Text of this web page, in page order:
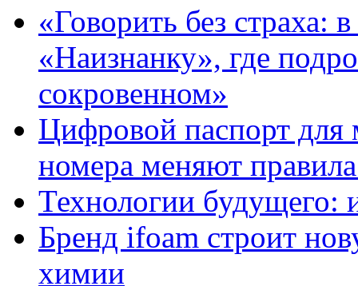
«Говорить без страха:
«Наизнанку», где
сокровенном»
Цифровой паспорт для
номера меняют
Технологии будущего:
Бренд ifoam строит
химии